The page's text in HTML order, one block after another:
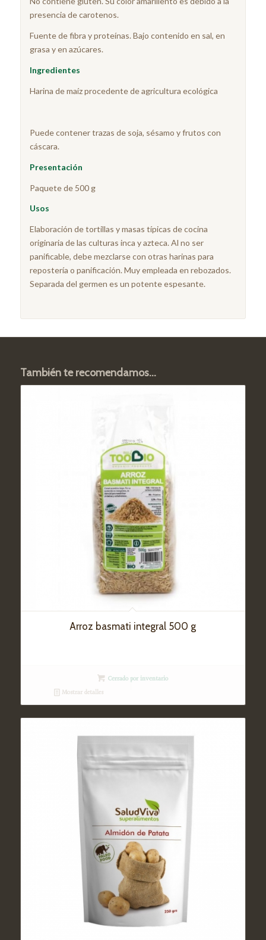
presencia de carotenos.
Fuente de fibra y proteínas. Bajo contenido en sal, en
grasa y en azúcares.
Ingredientes
Harina de maíz procedente de agricultura ecológica
Puede contener trazas de soja, sésamo y frutos con
cáscara.
Presentación
Paquete de 500 g
Usos
Elaboración de tortillas y masas típicas de cocina
originaria de las culturas inca y azteca. Al no ser
panificable, debe mezclarse con otras harinas para
repostería o panificación. Muy empleada en rebozados.
Separada del germen es un potente espesante.
También te recomendamos…
Arroz basmati integral 500 g
Cerrado por inventario
Mostrar detalles